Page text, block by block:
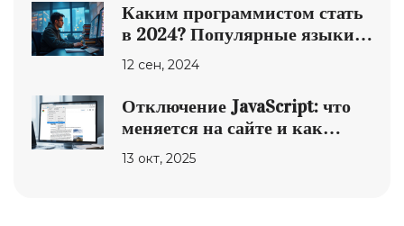
Каким программистом стать
в 2024? Популярные языки
программирования
12 сен, 2024
Отключение JavaScript: что
меняется на сайте и как
проверить
13 окт, 2025